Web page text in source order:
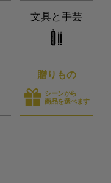
文具と手芸
贈りもの
シーンから
商品を選べます